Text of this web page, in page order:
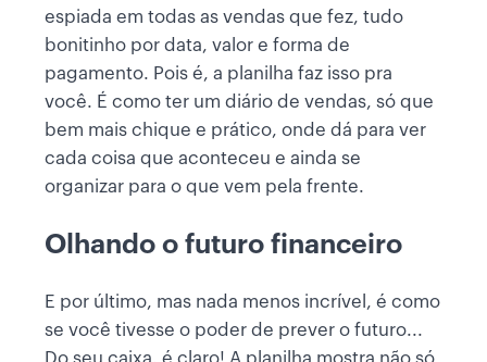
espiada em todas as vendas que fez, tudo
bonitinho por data, valor e forma de
pagamento. Pois é, a planilha faz isso pra
você. É como ter um diário de vendas, só que
bem mais chique e prático, onde dá para ver
cada coisa que aconteceu e ainda se
organizar para o que vem pela frente.
Olhando o futuro financeiro
E por último, mas nada menos incrível, é como
se você tivesse o poder de prever o futuro...
Do seu caixa, é claro! A planilha mostra não só